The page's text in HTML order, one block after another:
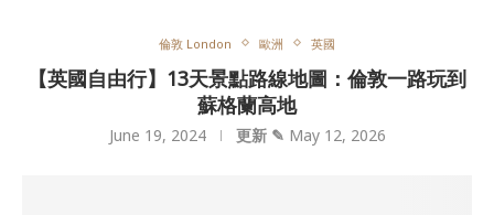
倫敦 London 歐洲 英國
【英國自由行】13天景點路線地圖：倫敦一路玩到
蘇格蘭高地
June 19, 2024 更新 ✎ May 12, 2026